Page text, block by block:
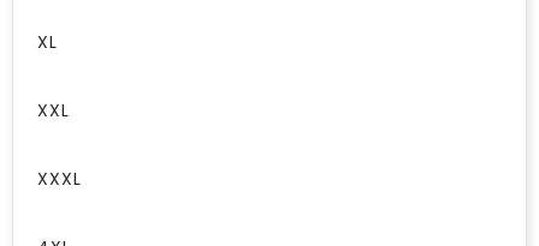
XL
XXL
XXXL